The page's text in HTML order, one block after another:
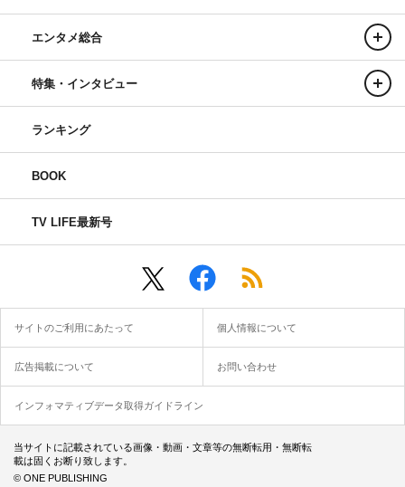
エンタメ総合
特集・インタビュー
ランキング
BOOK
TV LIFE最新号
サイトのご利用にあたって 個人情報について
広告掲載について お問い合わせ
インフォマティブデータ取得ガイドライン
当サイトに記載されている画像・動画・文章等の無断転用・無断転
載は固くお断り致します。
© ONE PUBLISHING